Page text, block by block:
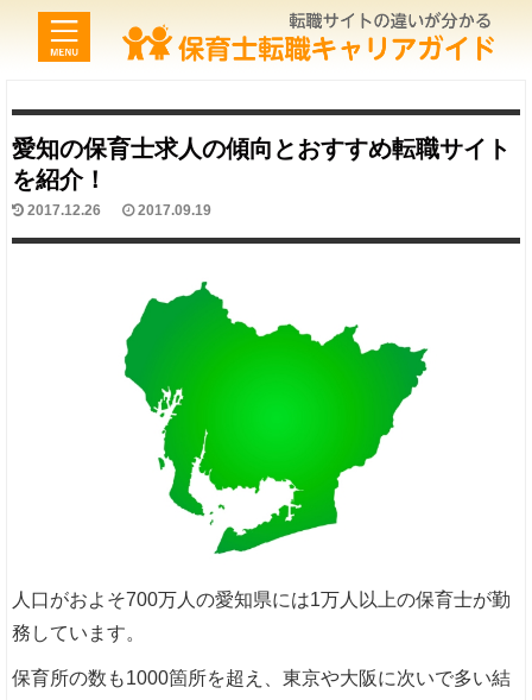
愛知の保育士求人の傾向とおすすめ転職サイト
を紹介！
2017.12.26 2017.09.19
人口がおよそ700万人の愛知県には1万人以上の保育士が勤
務しています。
保育所の数も1000箇所を超え、東京や大阪に次いで多い結